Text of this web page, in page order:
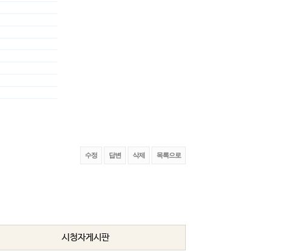
수정 답변 삭제 목록으로
시청자게시판